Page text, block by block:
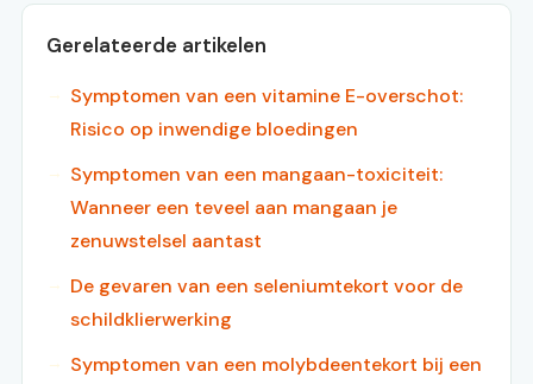
Gerelateerde artikelen
Symptomen van een vitamine E-overschot:
Risico op inwendige bloedingen
Symptomen van een mangaan-toxiciteit:
Wanneer een teveel aan mangaan je
zenuwstelsel aantast
De gevaren van een seleniumtekort voor de
schildklierwerking
Symptomen van een molybdeentekort bij een